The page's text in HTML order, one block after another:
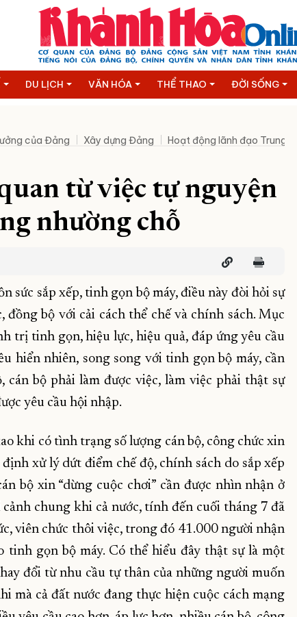
DU LỊCH VĂN HÓA THỂ THAO ĐỜI SỐNG
của Đảng Xây dựng Đảng Hoạt động lãnh đạo Trung
từ việc tự nguyện
nhường chỗ
sức sắp xếp, tinh gọn bộ máy, điều này đòi hỏi sự
đồng bộ với cải cách thể chế và chính sách. Mục
trị tinh gọn, hiệu lực, hiệu quả, đáp ứng yêu cầu
hiển nhiên, song song với tinh gọn bộ máy, cần
cán bộ phải làm được việc, làm việc phải thật sự
yêu cầu hội nhập.
khi có tình trạng số lượng cán bộ, công chức xin
xử lý dứt điểm chế độ, chính sách do sắp xếp
bộ xin “dừng cuộc chơi” cần được nhìn nhận ở
chung khi cả nước, tính đến cuối tháng 7 đã
viên chức thôi việc, trong đó 41.000 người nhận
gọn bộ máy. Có thể hiểu đây thật sự là một
đổi từ nhu cầu tự thân của những người muốn
mà cả đất nước đang thực hiện cuộc cách mạng